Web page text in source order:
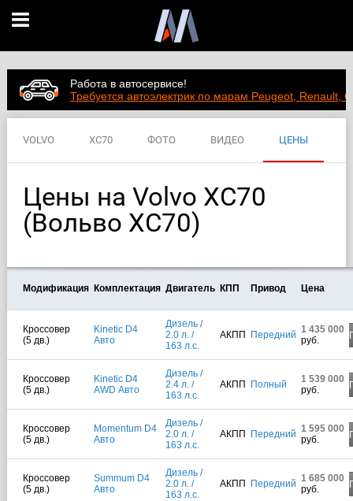
Работа в автосервисе!
Требуется автоэлектрик по марам Peugeot, Renault,
VOLVO XC70 ФОТО ВИДЕО ЦЕНЫ
Цены на Volvo XC70
(Вольво ХС70)
Модификация Комплектация Двигатель КПП Привод Цена
Кроссовер
(5 дв.)
Kinetic D4
Авто
Дизель /
2.0 л. /
163 л.с.
АКПП Передний 1 435 000
руб.
Кроссовер
(5 дв.)
Kinetic D4
AWD Авто
Дизель /
2.4 л. /
163 л.с.
АКПП Полный
1 539 000
руб.
Кроссовер
(5 дв.)
Momentum D4
Авто
Дизель /
2.0 л. /
163 л.с.
АКПП Передний 1 595 000
руб.
Кроссовер
(5 дв.)
Summum D4
Авто
Дизель /
2.0 л. /
163 л.с.
АКПП Передний 1 685 000
руб.